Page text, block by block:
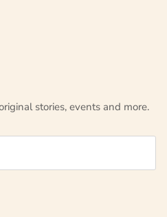
stories, events and more.